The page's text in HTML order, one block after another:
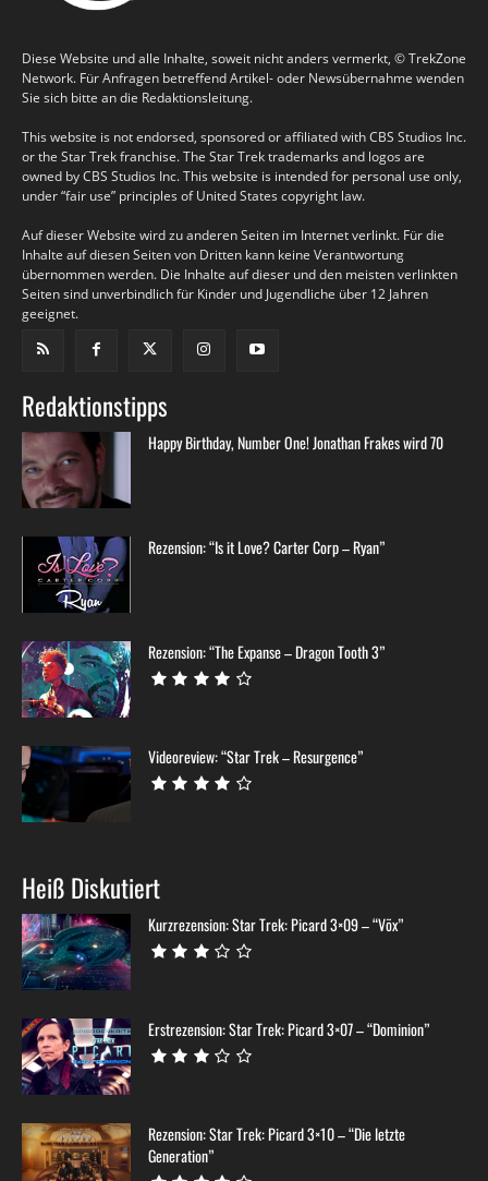
Diese Website und alle Inhalte, soweit nicht anders vermerkt, © TrekZone
Network. Für Anfragen betreffend Artikel- oder Newsübernahme wenden
Sie sich bitte an die Redaktionsleitung.
This website is not endorsed, sponsored or affiliated with CBS Studios Inc.
or the Star Trek franchise. The Star Trek trademarks and logos are
owned by CBS Studios Inc. This website is intended for personal use only,
under “fair use” principles of United States copyright law.
Auf dieser Website wird zu anderen Seiten im Internet verlinkt. Für die
Inhalte auf diesen Seiten von Dritten kann keine Verantwortung
übernommen werden. Die Inhalte auf dieser und den meisten verlinkten
Seiten sind unverbindlich für Kinder und Jugendliche über 12 Jahren
geeignet.
Redaktionstipps
Happy Birthday, Number One! Jonathan Frakes wird 70
Rezension: “Is it Love? Carter Corp – Ryan”
Rezension: “The Expanse – Dragon Tooth 3”
Videoreview: “Star Trek – Resurgence”
Heiß Diskutiert
Kurzrezension: Star Trek: Picard 3×09 – “Võx”
Erstrezension: Star Trek: Picard 3×07 – “Dominion”
Rezension: Star Trek: Picard 3×10 – “Die letzte
Generation”